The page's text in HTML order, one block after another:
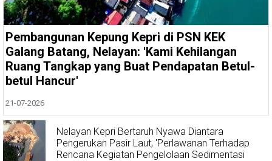
Pembangunan Kepung Kepri di PSN KEK
Galang Batang, Nelayan: 'Kami Kehilangan
Ruang Tangkap yang Buat Pendapatan Betul-
betul Hancur'
21-07-2026
Nelayan Kepri Bertaruh Nyawa Diantara
Pengerukan Pasir Laut, 'Perlawanan Terhadap
Rencana Kegiatan Pengelolaan Sedimentasi